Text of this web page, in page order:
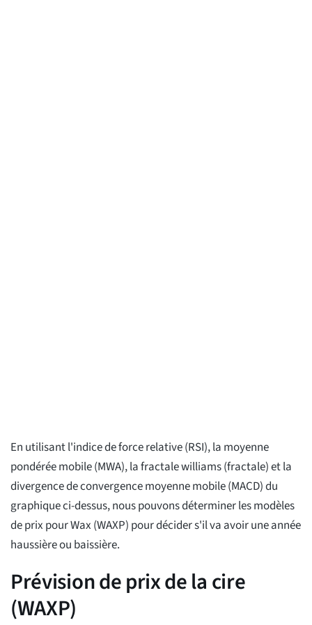
En utilisant l'indice de force relative (RSI), la moyenne
pondérée mobile (MWA), la fractale williams (fractale) et la
divergence de convergence moyenne mobile (MACD) du
graphique ci-dessus, nous pouvons déterminer les modèles
de prix pour Wax (WAXP) pour décider s'il va avoir une année
haussière ou baissière.
Prévision de prix de la cire
(WAXP)